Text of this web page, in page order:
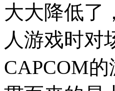
大大降低了
人游戏时对
CAPCOM